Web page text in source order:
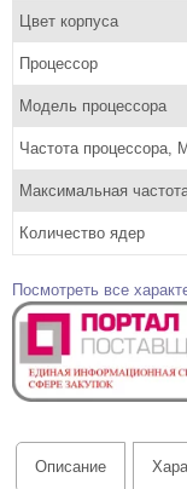
Цвет корпуса
Процессор
Модель процессора
Частота процессора,
Максимальная
Количество ядер
Посмотреть все
Описание